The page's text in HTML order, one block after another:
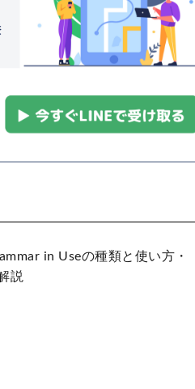
in Useの種類と使い方・
説